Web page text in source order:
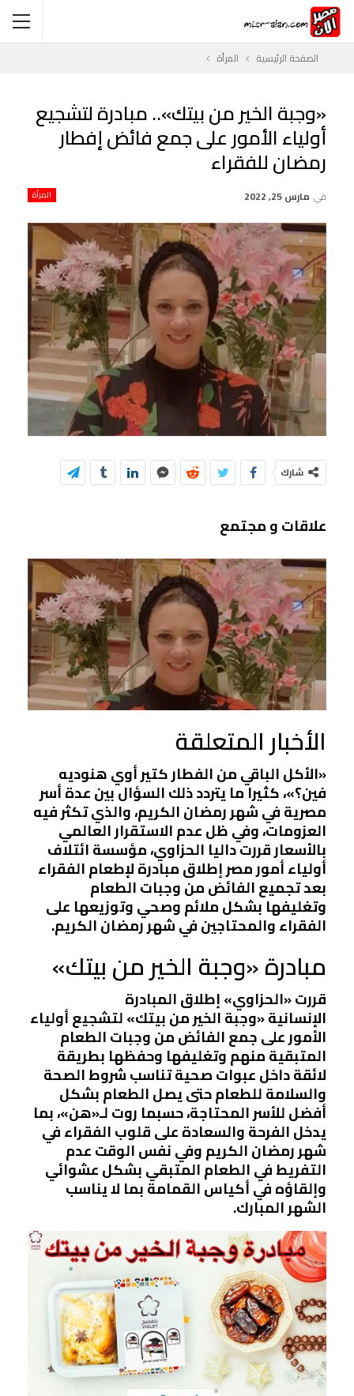
الصفحة الرئيسية المرأة
«وجبة الخير من بيتك».. مبادرة لتشجيع
أولياء الأمور على جمع فائض إفطار
رمضان للفقراء
المرأة في مارس 25, 2022
شارك
علاقات و مجتمع
الأخبار المتعلقة
«الأكل الباقي من الفطار كتير أوي هنوديه
فين؟»، كثيرا ما يتردد ذلك السؤال بين عدة أسر
مصرية في شهر رمضان الكريم، والذي تكثر فيه
العزومات، وفي ظل عدم الاستقرار العالمي
بالأسعار قررت داليا الحزاوي، مؤسسة ائتلاف
أولياء أمور مصر إطلاق مبادرة لإطعام الفقراء
بعد تجميع الفائض من وجبات الطعام
وتغليفها بشكل ملائم وصحي وتوزيعها على
الفقراء والمحتاجين في شهر رمضان الكريم.
مبادرة «وجبة الخير من بيتك»
قررت «الحزاوي» إطلاق المبادرة
الإنسانية «وجبة الخير من بيتك» لتشجيع أولياء
الأمور على جمع الفائض من وجبات الطعام
المتبقية منهم وتغليفها وحفظها بطريقة
لائقة داخل عبوات صحية تناسب شروط الصحة
والسلامة للطعام حتى يصل الطعام بشكل
أفضل للأسر المحتاجة، حسبما روت لـ«هن»، بما
يدخل الفرحة والسعادة على قلوب الفقراء في
شهر رمضان الكريم وفي نفس الوقت عدم
التفريط في الطعام المتبقي بشكل عشوائي
وإلقاؤه في أكياس القمامة بما لا يناسب
الشهر المبارك.